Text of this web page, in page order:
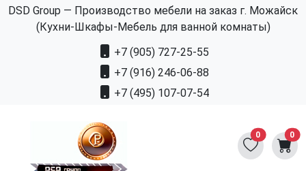
DSD Group — Производство мебели на заказ г. Можайск
(Кухни-Шкафы-Мебель для ванной комнаты)
+7 (905) 727-25-55
+7 (916) 246-06-88
+7 (495) 107-07-54
0 0